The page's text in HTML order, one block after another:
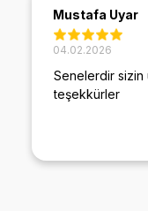
Mustafa Uyar
04.02.2026
Senelerdir sizin
teşekkürler